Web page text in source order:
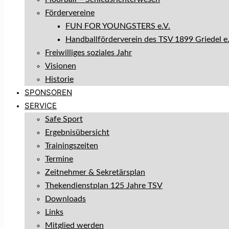
Fördervereine
FUN FOR YOUNGSTERS e.V.
Handballförderverein des TSV 1899 Griedel
Freiwilliges soziales Jahr
Visionen
Historie
SPONSOREN
SERVICE
Safe Sport
Ergebnisübersicht
Trainingszeiten
Termine
Zeitnehmer & Sekretärsplan
Thekendienstplan 125 Jahre TSV
Downloads
Links
Mitglied werden